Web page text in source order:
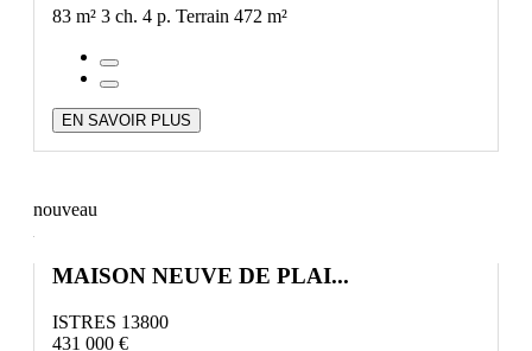
83 m² 3 ch. 4 p. Terrain 472 m²
EN SAVOIR PLUS
nouveau
MAISON NEUVE DE PLAI...
ISTRES 13800
431 000 €